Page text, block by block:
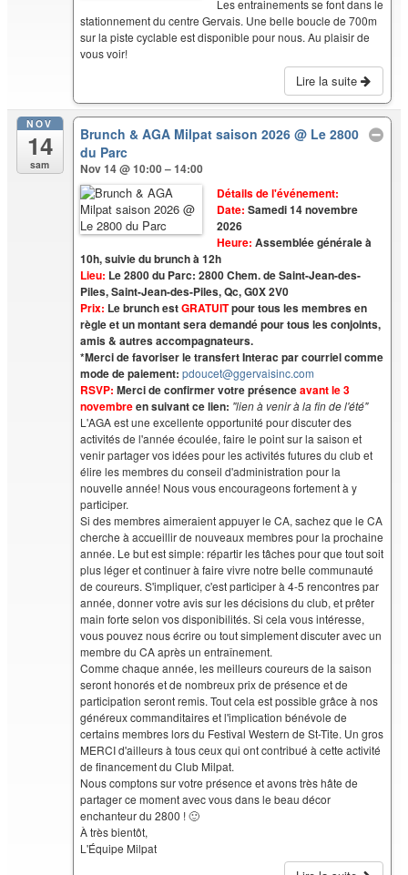
Les entrainements se font dans le
stationnement du centre Gervais. Une belle boucle de 700m
sur la piste cyclable est disponible pour nous. Au plaisir de
vous voir!
Lire la suite
NOV
14
sam
Brunch & AGA Milpat saison 2026@ Le 2800
du Parc
Nov 14 @ 10:00 – 14:00
Détails de l'événement:
Date: Samedi 14 novembre
2026
Heure: Assemblée générale à
10h, suivie du brunch à 12h
Lieu: Le 2800 du Parc: 2800 Chem. de Saint-Jean-des-
Piles, Saint-Jean-des-Piles, Qc, G0X 2V0
Prix: Le brunch estGRATUITpour tous les membres en
règle et un montant sera demandé pour tous les conjoints,
amis & autres accompagnateurs.
*Merci de favoriser le transfert Interac par courriel comme
mode de paiement:pdoucet@ggervaisinc.com
RSVP: Merci de confirmer votre présenceavant le 3
novembreen suivant ce lien: "lien à venir à la fin de l'été"
L'AGA est une excellente opportunité pour discuter des
activités de l'année écoulée, faire le point sur la saison et
venir partager vos idéespour les activités futures du club et
élire les membres du conseil d'administration pour la
nouvelle année! Nous vous encourageons fortement à y
participer.
Si des membres aimeraient appuyer le CA, sachez que le CA
cherche à accueillir de nouveaux membres pour la prochaine
année. Le but est simple: répartir les tâches pour que tout soit
plus léger et continuer à faire vivre notre belle communauté
de coureurs. S'impliquer, c'est participer à 4-5 rencontres par
année, donner votre avis sur les décisions du club, et prêter
main forte selon vos disponibilités. Si cela vous intéresse,
vous pouvez nous écrire ou tout simplement discuter avec un
membre du CA après un entraînement.
Comme chaque année, les meilleurs coureurs de la saison
seront honorés et de nombreux prix de présence et de
participation seront remis. Tout cela est possible grâce à nos
généreux commanditaires et l'implication bénévole de
certains membres lors du Festival Western de St-Tite. Un gros
MERCI d'ailleurs à tous ceux qui ont contribué à cette activité
de financement du Club Milpat.
Nous comptons sur votre présence et avons très hâte de
partager ce moment avec vous dans le beau décor
enchanteur du 2800 ! 🙂
À très bientôt,
L'Équipe Milpat